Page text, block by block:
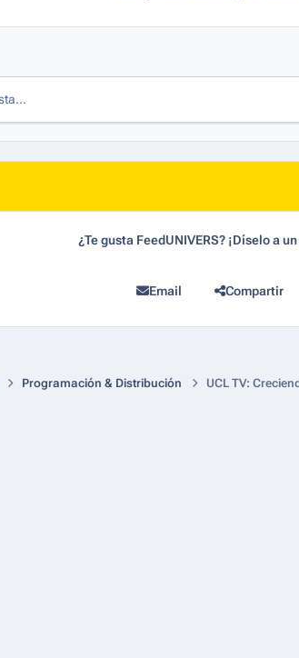
¿Te gusta FeedUNIVERS? ¡Díselo a
Email Compartir
Programación & Distribución UCL TV: